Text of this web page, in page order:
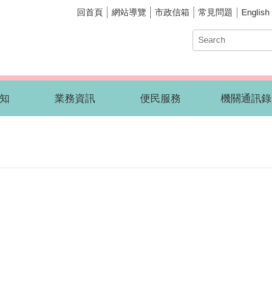
回首頁 網站導覽 市政信箱 常見問題 English
業務資訊 便民服務 機關通訊錄